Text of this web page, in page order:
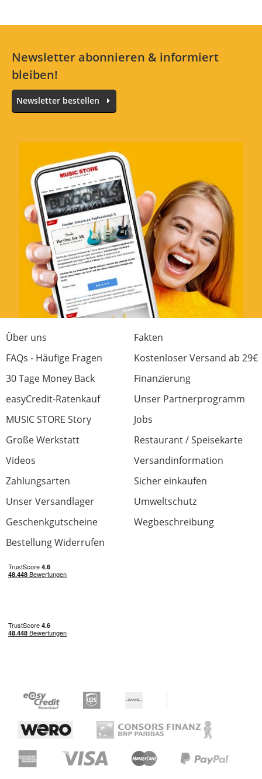
Newsletter abonnieren & informiert
bleiben!
Newsletter bestellen
Über uns
Fakten
FAQs - Häufige Fragen
Kostenloser Versand ab 29€
30 Tage Money Back
Finanzierung
easyCredit-Ratenkauf
Unser Partnerprogramm
MUSIC STORE Story
Jobs
Große Werkstatt
Restaurant / Speisekarte
Videos
Versandinformation
Zahlungsarten
Sicher einkaufen
Unser Versandlager
Umweltschutz
Geschenkgutscheine
Wegbeschreibung
Bestellung Widerrufen